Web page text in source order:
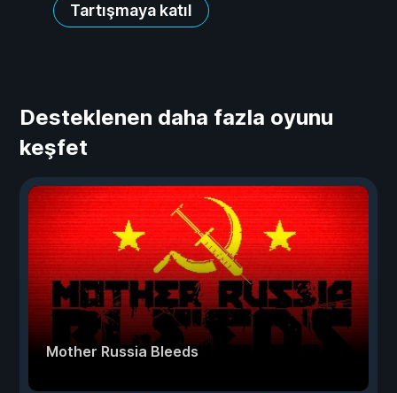
Tartışmaya katıl
Desteklenen daha fazla oyunu
keşfet
Mother Russia Bleeds